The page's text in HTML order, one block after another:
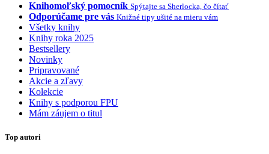
Knihomoľský pomocník Spýtajte sa Sherlocka, čo čítať
Odporúčame pre vás Knižné tipy ušité na mieru vám
Všetky knihy
Knihy roka 2025
Bestsellery
Novinky
Pripravované
Akcie a zľavy
Kolekcie
Knihy s podporou FPU
Mám záujem o titul
Top autori